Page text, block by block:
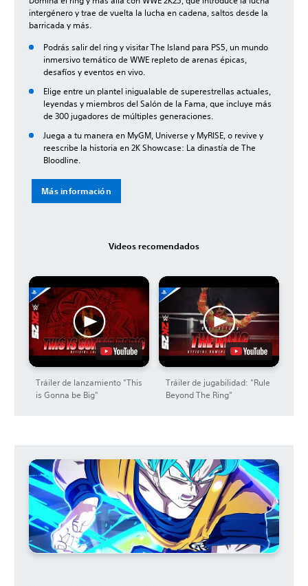
intergénero y trae de vuelta la lucha en cadena, saltos desde la
barricada y más.
Podrás salir del ring y visitar The Island para PS5, un mundo
inmersivo temático de WWE repleto de arenas épicas,
desafíos y eventos en vivo.
Elige entre un plantel inigualable de superestrellas actuales,
leyendas y miembros del Salón de la Fama, que incluye más
de 300 jugadores de múltiples generaciones.
Juega a tu manera en MyGM, Universe y MyRISE, o revive y
reescribe la historia en 2K Showcase: La dinastía de The
Bloodline.
Más información
Videos recomendados
Tráiler de lanzamiento "This
is Gonna be Big"
Tráiler de jugabilidad: "Rule
Beyond The Ring"